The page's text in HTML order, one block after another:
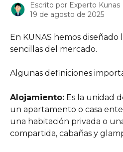
Escrito por Experto Kunas
19 de agosto de 2025
En KUNAS hemos diseñado
sencillas del mercado.
Algunas definiciones
Alojamiento: Es la unidad
un apartamento o casa
una habitación privada o
compartida, cabañas y